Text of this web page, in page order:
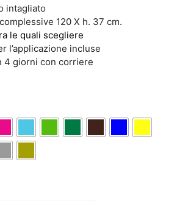
intagliato
120 X h. 37 cm.
le quali scegliere
l’applicazione incluse
4 giorni con corriere